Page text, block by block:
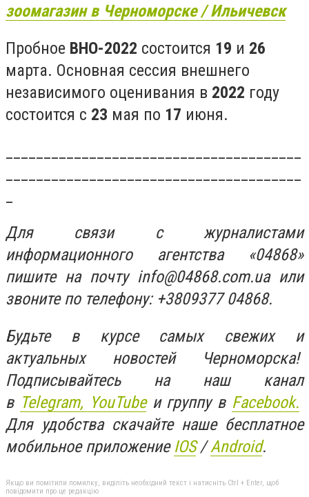
зоомагазин в Черноморске / Ильичевск
Пробное ВНО-2022 состоится 19 и 26
марта. Основная сессия внешнего
независимого оценивания в 2022 году
состоится с 23 мая по 17 июня.
Для связи с журналистами
информационного агентства «04868»
пишите на почту info@04868.com.uaили
звоните по телефону: +3809377 04868.
Будьте в курсе самых свежих и
актуальных новостей Черноморска!
Подписывайтесь на наш канал
в Telegram, YouTubeи группу в Facebook.
Для удобства скачайте наше бесплатное
мобильное приложение IOS/Android.
Якщо ви помітили помилку, виділіть необхідний текст і натисніть Ctrl + Enter, щоб
повідомити про це редакцію